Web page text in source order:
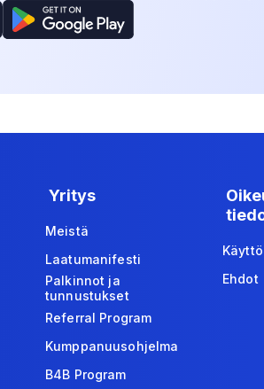
Yritys
Meistä
Laatumanifesti
Palkinnot ja
tunnustukset
Referral Program
Kumppanuusohjelma
B4B Program
Ehdot